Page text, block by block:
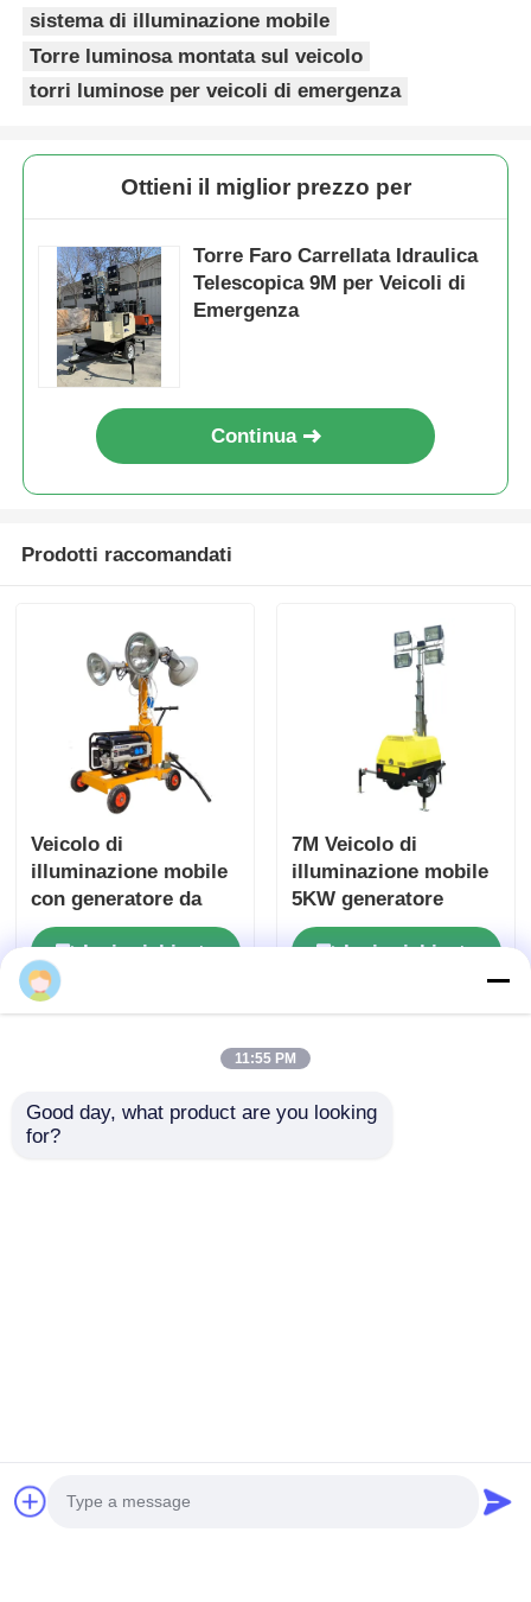
sistema di illuminazione mobile
Torre luminosa montata sul veicolo
torri luminose per veicoli di emergenza
Ottieni il miglior prezzo per
Torre Faro Carrellata Idraulica
Telescopica 9M per Veicoli di
Emergenza
Continua
Prodotti raccomandati
Veicolo di
illuminazione mobile
con generatore da
2kw, torre faro da 5m
Invia richiesta
7M Veicolo di
illuminazione mobile
5KW generatore
diesel Veicolo di luce
torre Invia richiesta
11:55 PM
Good day, what product are you looking
for?